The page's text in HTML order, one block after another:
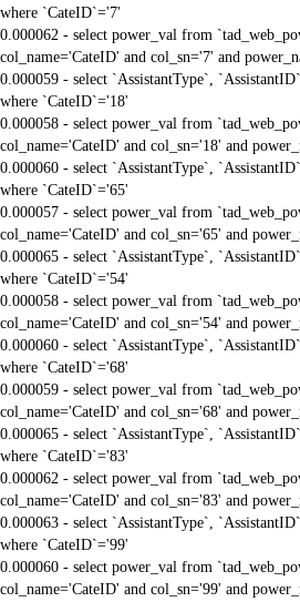
where `CateID`='7'
0.000062 - select power_val from
col_name='CateID' and col_sn='7' and
0.000059 - select `AssistantType`,
where `CateID`='18'
0.000058 - select power_val from
col_name='CateID' and col_sn='18' and
0.000060 - select `AssistantType`,
where `CateID`='65'
0.000057 - select power_val from
col_name='CateID' and col_sn='65' and
0.000065 - select `AssistantType`,
where `CateID`='54'
0.000058 - select power_val from
col_name='CateID' and col_sn='54' and
0.000060 - select `AssistantType`,
where `CateID`='68'
0.000059 - select power_val from
col_name='CateID' and col_sn='68' and
0.000065 - select `AssistantType`,
where `CateID`='83'
0.000062 - select power_val from
col_name='CateID' and col_sn='83' and
0.000063 - select `AssistantType`,
where `CateID`='99'
0.000060 - select power_val from
col_name='CateID' and col_sn='99' and